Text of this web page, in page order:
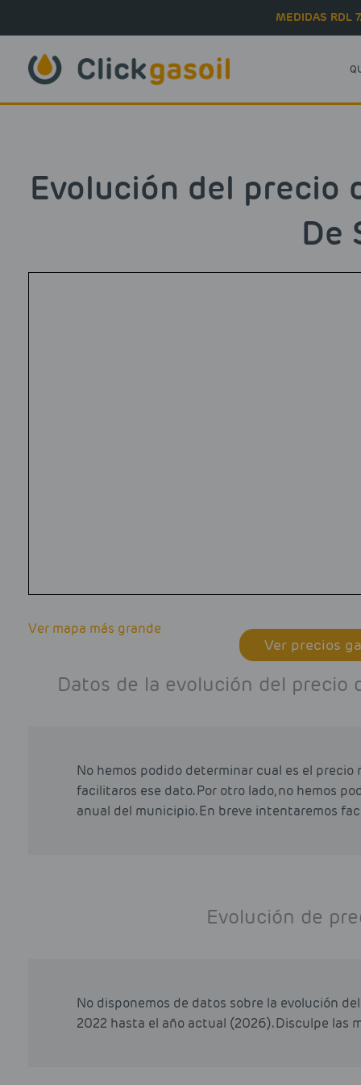
MEDIDAS RDL
Evolución del precio
De
Ver mapa más grande
Ver precios
Datos de la evolución del precio
No hemos podido determinar cual es el
facilitaros ese dato. Por otro lado, no hemos
anual del municipio. En breve intentaremos
Evolución de
No disponemos de datos sobre la evolución
2022 hasta el año actual (2026). Disculpe las